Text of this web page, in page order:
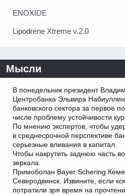
ENOXIDE
Lipodrene Xtreme v.2.0
Мысли
В понедельник президент
Центробанка Эльвира
банковского сектора за первое
числе проблему устойчивости
По мнению экспертов, чтобы
в среднесрочной перспективе
серьезные вливания в капитал.
Чтобы накрутить заднюю часть
зеркала.
Примоболан Bayer Schering
Северодвинск. Извините, если
потратили зря время на